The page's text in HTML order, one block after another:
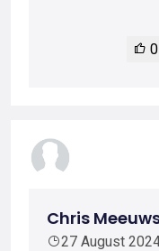
0
Chris
27 August